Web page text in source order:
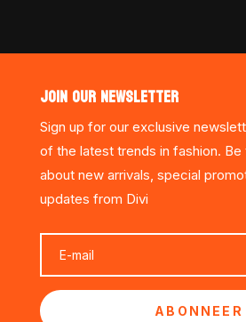
JOIN OUR NEWSLETTER
Sign up for our exclusive
of the latest trends in fashion.
about new arrivals, special
updates from Divi
ABONNEER